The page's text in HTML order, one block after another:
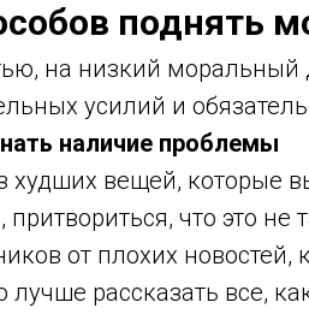
поднять
на низкий моральный
усилий и
наличие проблемы
худших вещей, которые
притвориться, что это не
от плохих
лучше рассказать все,